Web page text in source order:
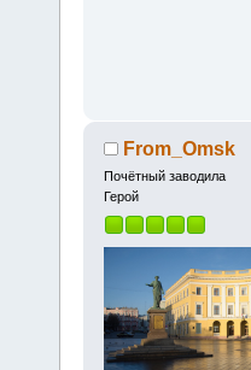
From_Omsk
Почётный заводила
Герой